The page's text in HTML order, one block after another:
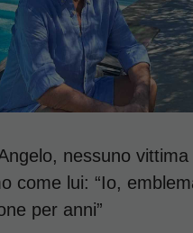
nessuno vittima
come lui: “Io,
per anni”